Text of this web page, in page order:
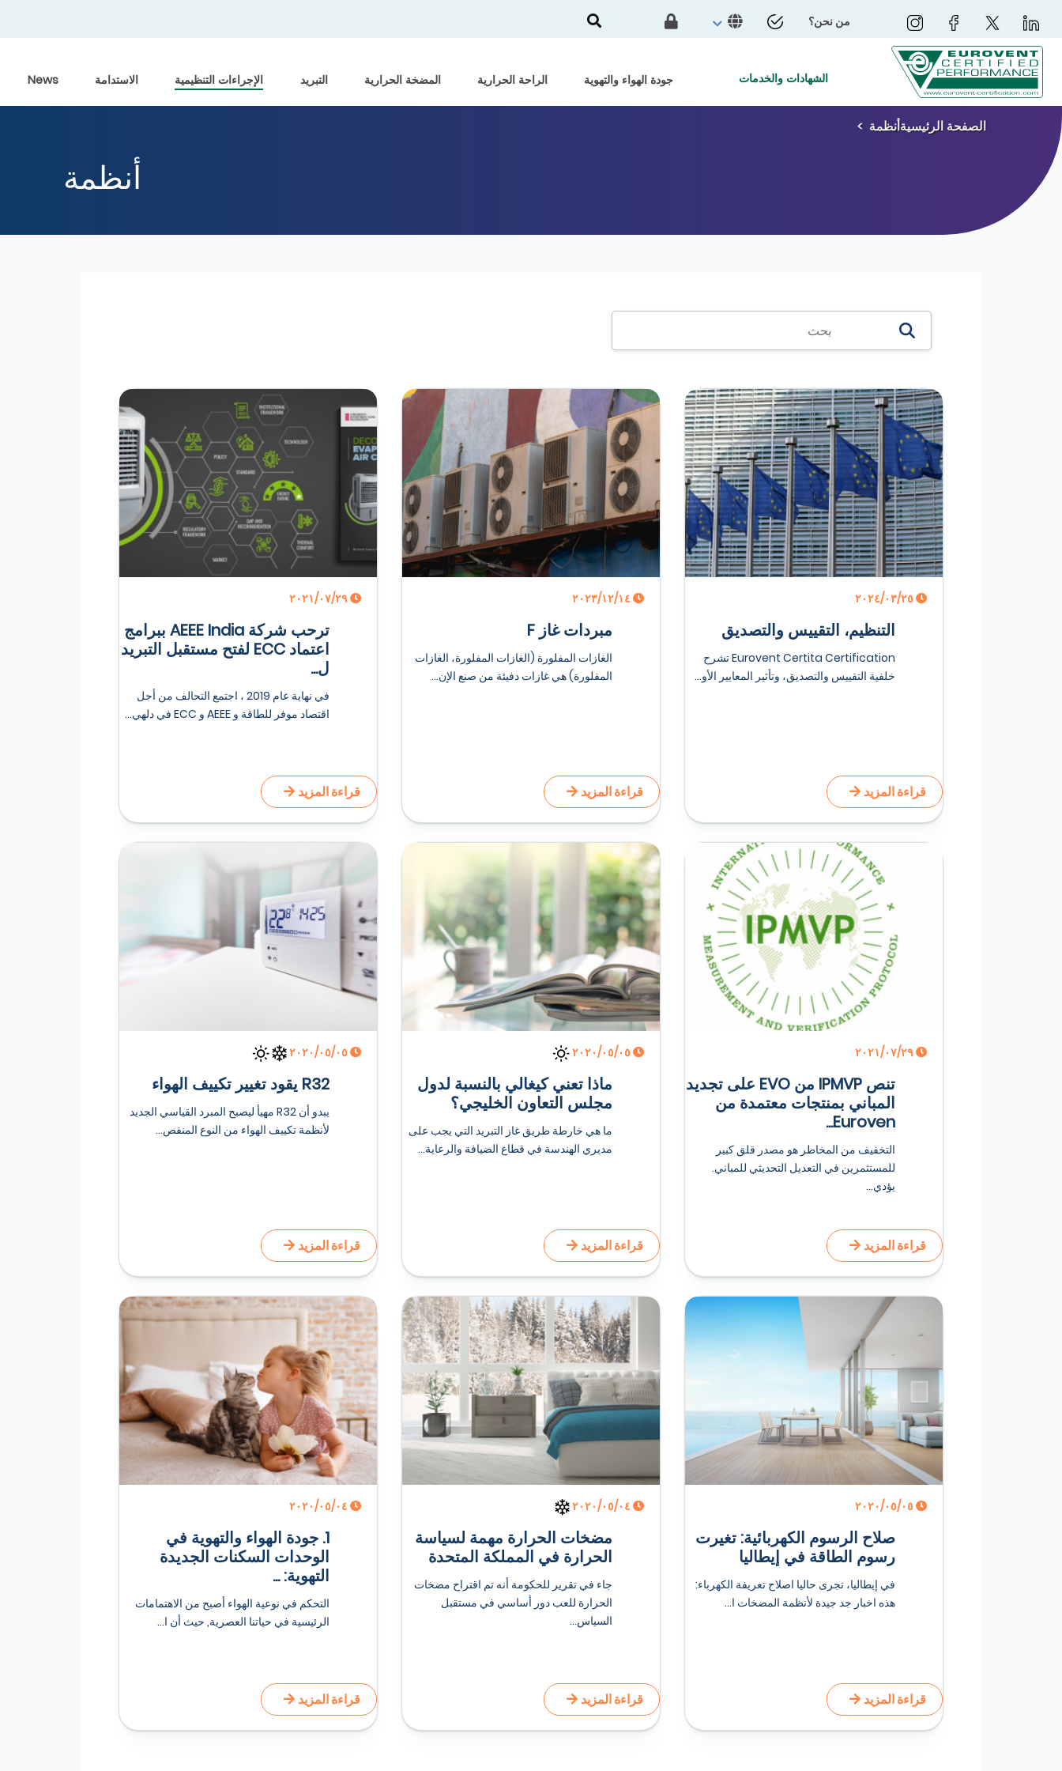
من نحن؟
الشهادات والخدمات جودة الهواء والتهوية الراحة الحرارية المضخة الحرارية التبريد الإجراءات التنظيمية الاستدامة News
الصفحة الرئيسيةأنظمة
أنظمة
التنظيم، التقييس والتصديق
Eurovent Certita Certification تشرح
خلفية التقييس والتصديق، وتأثير المعايير الأو...
قراءة المزيد
مبردات غاز F
الغازات المفلورة (الغازات المفلورة، الغازات
المفلورة) هي غازات دفيئة من صنع الإن...
قراءة المزيد
ترحب شركة AEEE India ببرامج
اعتماد ECC لفتح مستقبل التبريد
ل...
في نهاية عام 2019 ، اجتمع التحالف من أجل
اقتصاد موفر للطاقة و AEEE و ECC في دلهي...
قراءة المزيد
تنص IPMVP من EVO على تجديد
المباني بمنتجات معتمدة من
Euroven...
التخفيف من المخاطر هو مصدر قلق كبير
للمستثمرين في التعديل التحديثي للمباني.
يؤدي...
قراءة المزيد
ماذا تعني كيغالي بالنسبة لدول
مجلس التعاون الخليجي؟
ما هي خارطة طريق غاز التبريد التي يجب على
مديري الهندسة في قطاع الضيافة والرعاية...
قراءة المزيد
R32 يقود تغيير تكييف الهواء
يبدو أن R32 مهيأ ليصبح المبرد القياسي الجديد
لأنظمة تكييف الهواء من النوع المنفص...
قراءة المزيد
صلاح الرسوم الكهربائية: تغيرت
رسوم الطاقة في إيطاليا
في إيطاليا، تجرى حاليا اصلاح تعريفة الكهرباء:
هذه اخبار جد جيدة لأنظمة المضخات ا...
قراءة المزيد
مضخات الحرارة مهمة لسياسة
الحرارة في المملكة المتحدة
جاء في تقرير للحكومة أنه تم اقتراح مضخات
الحرارة للعب دور أساسي في مستقبل
السياس...
قراءة المزيد
1. جودة الهواء والتهوية في
الوحدات السكنات الجديدة
التهوية: ...
التحكم في نوعية الهواء أصبح من الاهتمامات
الرئيسية في حياتنا العصرية, حيث أن ا...
قراءة المزيد